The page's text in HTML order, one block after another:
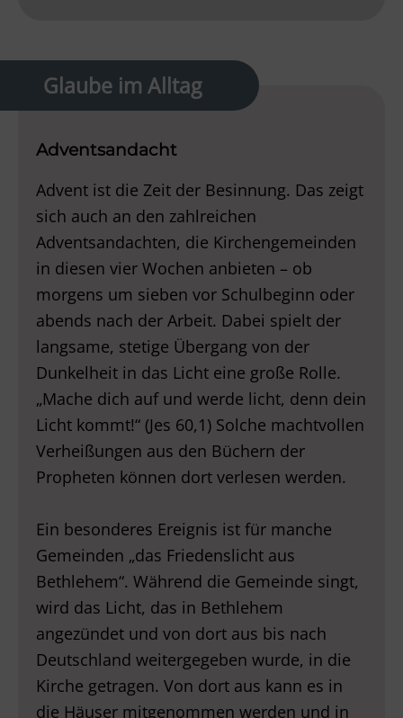
Glaube im Alltag
Adventsandacht
Advent ist die Zeit der Besinnung. Das zeigt
sich auch an den zahlreichen
Adventsandachten, die Kirchengemeinden
in diesen vier Wochen anbieten – ob
morgens um sieben vor Schulbeginn oder
abends nach der Arbeit. Dabei spielt der
langsame, stetige Übergang von der
Dunkelheit in das Licht eine große Rolle.
„Mache dich auf und werde licht, denn dein
Licht kommt!“ (Jes 60,1) Solche machtvollen
Verheißungen aus den Büchern der
Propheten können dort verlesen werden.
Ein besonderes Ereignis ist für manche
Gemeinden „das Friedenslicht aus
Bethlehem“. Während die Gemeinde singt,
wird das Licht, das in Bethlehem
angezündet und von dort aus bis nach
Deutschland weitergegeben wurde, in die
Kirche getragen. Von dort aus kann es in
die Häuser mitgenommen werden und in